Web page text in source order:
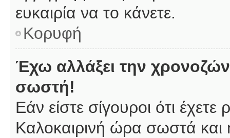
ευκαιρία να το κάνετε.
Κορυφή
Έχω αλλάξει την
σωστή!
Εάν είστε σίγουροι ότι
Καλοκαιρινή ώρα σωστά και